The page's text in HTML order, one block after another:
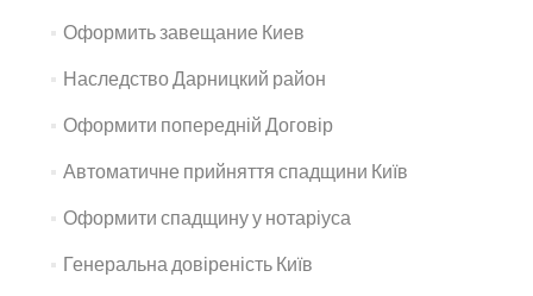
Оформить завещание Киев
Наследство Дарницкий район
Оформити попередній Договір
Автоматичне прийняття спадщини Київ
Оформити спадщину у нотаріуса
Генеральна довіреність Київ